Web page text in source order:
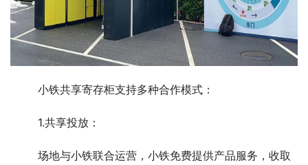
小铁共享寄存柜支持多种合作模式：
1.共享投放：
场地与小铁联合运营，小铁免费提供产品服务，收取